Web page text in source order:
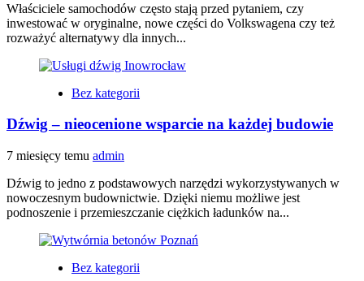
Właściciele samochodów często stają przed pytaniem, czy
inwestować w oryginalne, nowe części do Volkswagena czy też
rozważyć alternatywy dla innych...
Bez kategorii
Dźwig – nieocenione wsparcie na każdej budowie
7 miesięcy temu admin
Dźwig to jedno z podstawowych narzędzi wykorzystywanych w
nowoczesnym budownictwie. Dzięki niemu możliwe jest
podnoszenie i przemieszczanie ciężkich ładunków na...
Bez kategorii